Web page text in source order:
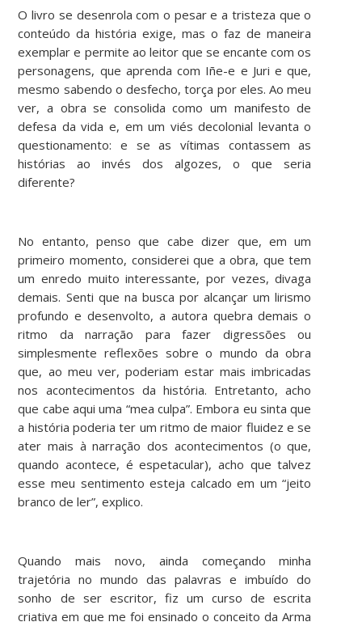
O livro se desenrola com o pesar e a tristeza que o
conteúdo da história exige, mas o faz de maneira
exemplar e permite ao leitor que se encante com os
personagens, que aprenda com Iñe-e e Juri e que,
mesmo sabendo o desfecho, torça por eles. Ao meu
ver, a obra se consolida como um manifesto de
defesa da vida e, em um viés decolonial levanta o
questionamento: e se as vítimas contassem as
histórias ao invés dos algozes, o que seria
diferente?
No entanto, penso que cabe dizer que, em um
primeiro momento, considerei que a obra, que tem
um enredo muito interessante, por vezes, divaga
demais. Senti que na busca por alcançar um lirismo
profundo e desenvolto, a autora quebra demais o
ritmo da narração para fazer digressões ou
simplesmente reflexões sobre o mundo da obra
que, ao meu ver, poderiam estar mais imbricadas
nos acontecimentos da história. Entretanto, acho
que cabe aqui uma “mea culpa”. Embora eu sinta que
a história poderia ter um ritmo de maior fluidez e se
ater mais à narração dos acontecimentos (o que,
quando acontece, é espetacular), acho que talvez
esse meu sentimento esteja calcado em um “jeito
branco de ler”, explico.
Quando mais novo, ainda começando minha
trajetória no mundo das palavras e imbuído do
sonho de ser escritor, fiz um curso de escrita
criativa em que me foi ensinado o conceito da Arma